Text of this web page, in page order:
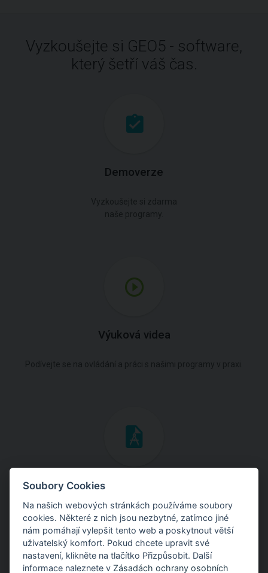
Vyzkoušejte si GEO5 - software,
který šetří váš čas.
Demoverze
Výuková videa
Inženýrské manuály
Stáhněte si manuály s teoretickými i praktickými ukázkami
použití programů.
Soubory Cookies
Na našich webových stránkách používáme soubory
cookies. Některé z nich jsou nezbytné, zatímco jiné
nám pomáhají vylepšit tento web a poskytnout větší
uživatelský komfort. Pokud chcete upravit své
nastavení, klikněte na tlačítko Přizpůsobit. Další
informace naleznete v Zásadách ochrany osobních